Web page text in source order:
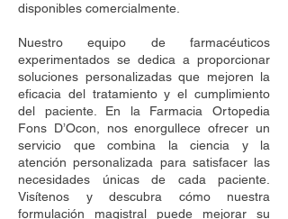
disponibles comercialmente.
Nuestro equipo de farmacéuticos
experimentados se dedica a proporcionar
soluciones personalizadas que mejoren la
eficacia del tratamiento y el cumplimiento
del paciente. En la Farmacia Ortopedia
Fons D’Ocon, nos enorgullece ofrecer un
servicio que combina la ciencia y la
atención personalizada para satisfacer las
necesidades únicas de cada paciente.
Visítenos y descubra cómo nuestra
formulación magistral puede mejorar su